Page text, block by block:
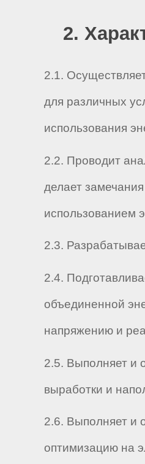
2.
2.1.
для различных
использования
2.2. Проводит
делает
использованием
2.3.
2.4.
объединенной
напряжению и
2.5. Выполняет и
выработки и
2.6. Выполняет и
оптимизацию на